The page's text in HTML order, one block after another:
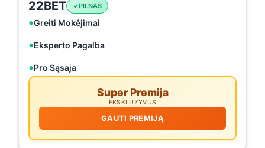
22BET PILNAS
Greiti Mokėjimai
Eksperto Pagalba
Pro Sąsaja
Super Premija
EKSKLUZYVUS
GAUTI PREMIJĄ